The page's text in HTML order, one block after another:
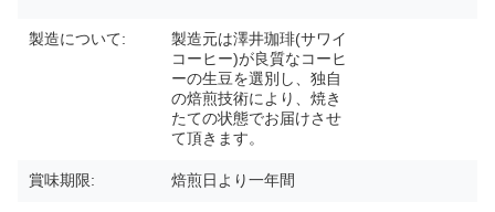
製造について:
製造元は澤井珈琲(サワイ
コーヒー)が良質なコーヒ
ーの生豆を選別し、独自
の焙煎技術により、焼き
たての状態でお届けさせ
て頂きます。
賞味期限: 焙煎日より一年間